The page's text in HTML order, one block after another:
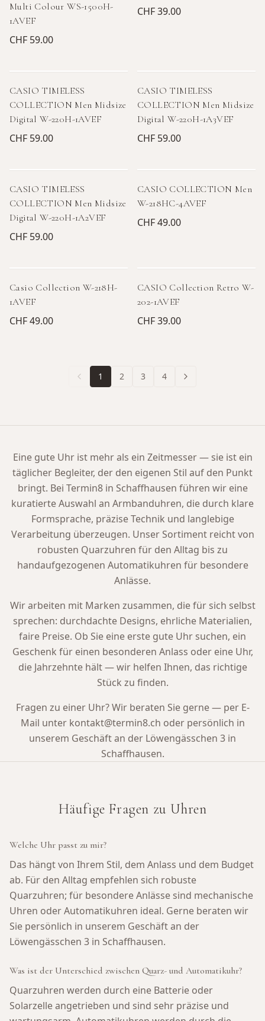
Multi Colour WS-1500H-
1AVEF
CHF 59.00
CHF 39.00
CASIO TIMELESS
COLLECTION Men Midsize
Digital W-220H-1AVEF
CHF 59.00
CASIO TIMELESS
COLLECTION Men Midsize
Digital W-220H-1A3VEF
CHF 59.00
CASIO TIMELESS
COLLECTION Men Midsize
Digital W-220H-1A2VEF
CHF 59.00
CASIO COLLECTION Men
W-218HC-4AVEF
CHF 49.00
Casio Collection W-218H-
1AVEF
CHF 49.00
CASIO Collection Retro W-
202-1AVEF
CHF 39.00
1 2 3 4
Eine gute Uhr ist mehr als ein Zeitmesser — sie ist ein
täglicher Begleiter, der den eigenen Stil auf den Punkt
bringt. Bei Termin8 in Schaffhausen führen wir eine
kuratierte Auswahl an Armbanduhren, die durch klare
Formsprache, präzise Technik und langlebige
Verarbeitung überzeugen. Unser Sortiment reicht von
robusten Quarzuhren für den Alltag bis zu
handaufgezogenen Automatikuhren für besondere
Anlässe.
Wir arbeiten mit Marken zusammen, die für sich selbst
sprechen: durchdachte Designs, ehrliche Materialien,
faire Preise. Ob Sie eine erste gute Uhr suchen, ein
Geschenk für einen besonderen Anlass oder eine Uhr,
die Jahrzehnte hält — wir helfen Ihnen, das richtige
Stück zu finden.
Fragen zu einer Uhr? Wir beraten Sie gerne — per E-
Mail unter kontakt@termin8.ch oder persönlich in
unserem Geschäft an der Löwengässchen 3 in
Schaffhausen.
Häufige Fragen zu Uhren
Welche Uhr passt zu mir?
Das hängt von Ihrem Stil, dem Anlass und dem Budget
ab. Für den Alltag empfehlen sich robuste
Quarzuhren; für besondere Anlässe sind mechanische
Uhren oder Automatikuhren ideal. Gerne beraten wir
Sie persönlich in unserem Geschäft an der
Löwengässchen 3 in Schaffhausen.
Was ist der Unterschied zwischen Quarz- und Automatikuhr?
Quarzuhren werden durch eine Batterie oder
Solarzelle angetrieben und sind sehr präzise und